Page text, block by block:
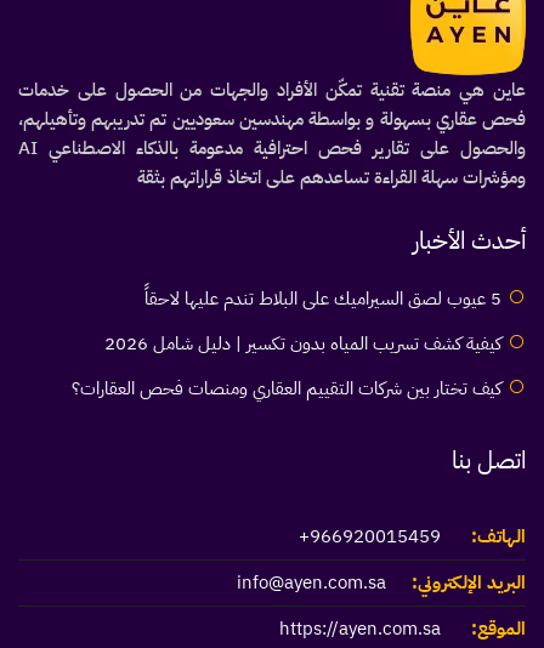
عاين هي منصة تقنية تمكّن الأفراد والجهات من الحصول على خدمات
فحص عقاري بسهولة و بواسطة مهندسين سعوديين تم تدريبهم وتأهيلهم،
والحصول على تقارير فحص احترافية مدعومة بالذكاء الاصطناعي AI
ومؤشرات سهلة القراءة تساعدهم على اتخاذ قراراتهم بثقة
أحدث الأخبار
5 عيوب لصق السيراميك على البلاط تندم عليها لاحقاً
كيفية كشف تسريب المياه بدون تكسير | دليل شامل 2026
كيف تختار بين شركات التقييم العقاري ومنصات فحص العقارات؟
اتصل بنا
الهاتف:
966920015459+
البريد الإلكتروني:
info@ayen.com.sa
الموقع:
https://ayen.com.sa